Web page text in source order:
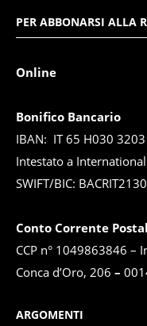
PER ABBONARSI ALLA
Online
Bonifico Bancario
IBAN: IT 65 H030
Intestato a
SWIFT/BIC:
Conto Corrente
CCP n° 1049863846 –
Conca d’Oro, 206 –
ARGOMENTI